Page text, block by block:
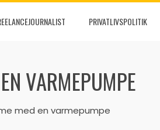
PRIVATLIVSPOLITIK
VARMEPUMPE
med en varmepumpe